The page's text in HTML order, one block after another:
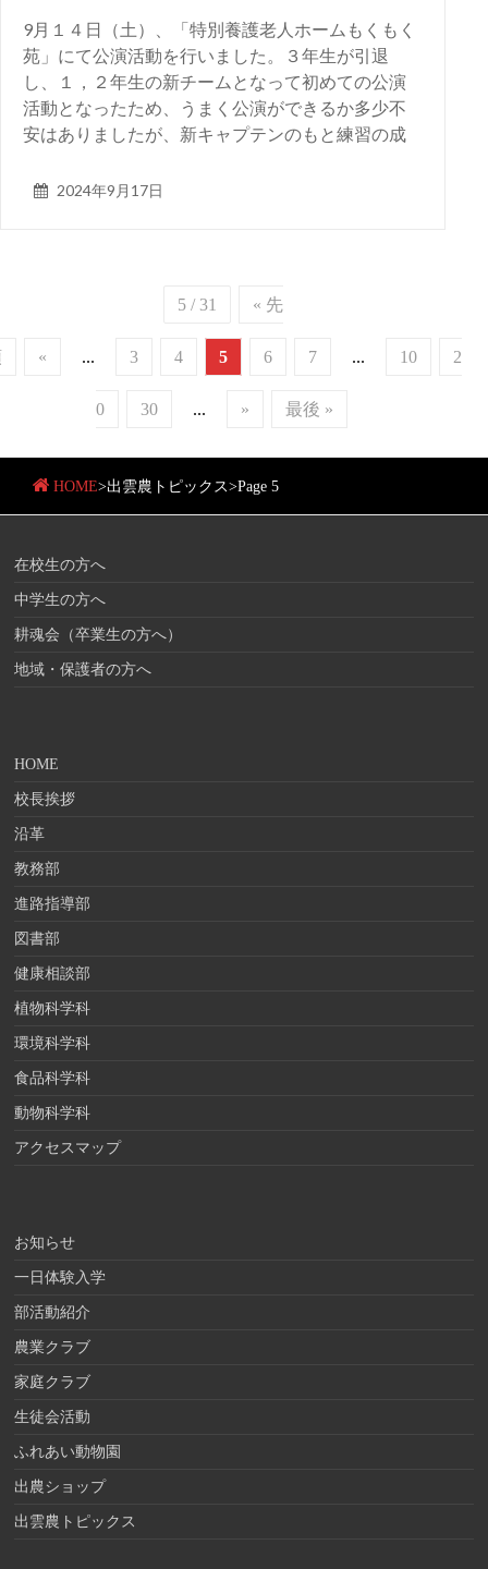
9月１４日（土）、「特別養護老人ホームもくもく
苑」にて公演活動を行いました。３年生が引退
し、１，２年生の新チームとなって初めての公演
活動となったため、うまく公演ができるか多少不
安はありましたが、新キャプテンのもと練習の成
2024年9月17日
5 / 31 « 先
« ... 3 4 5 6 7 ... 10 2
0 30 ... » 最後 »
HOME>出雲農トピックス>Page 5
在校生の方へ
中学生の方へ
耕魂会（卒業生の方へ）
地域・保護者の方へ
HOME
校長挨拶
沿革
教務部
進路指導部
図書部
健康相談部
植物科学科
環境科学科
食品科学科
動物科学科
アクセスマップ
お知らせ
一日体験入学
部活動紹介
農業クラブ
家庭クラブ
生徒会活動
ふれあい動物園
出農ショップ
出雲農トピックス